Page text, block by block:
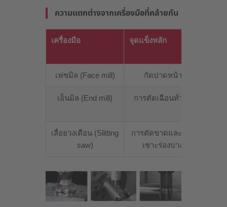
ความแตกต่างจากเครื่องมือที่คล้ายกัน
เครื่องมือ จุดแข็งหลัก
เฟซมิล (Face mill) กัดปาดหน้า
เอ็นมิล (End mill) การตัดเฉือนทั่วไป
เลื่อยวงเดือน (Slitting
saw)
การตัดขาดและการ
เซาะร่องบาง